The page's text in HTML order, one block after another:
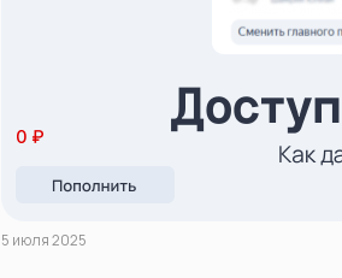
5 июля 2025